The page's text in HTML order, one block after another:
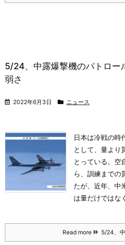
5/24、中露爆撃機のパトロー
弱さ
2022年6月3日 ニュース
日本は冷戦の時
として、量より
とっている。 空
ら、訓練までの
たが、近年、中
は量だけではな
Read more 5/24、